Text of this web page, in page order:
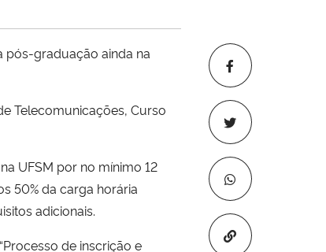
Copiar para
pós-graduação ainda na
Telecomunicações, Curso
UFSM por no mínimo 12
50% da carga horária
adicionais.
de inscrição e